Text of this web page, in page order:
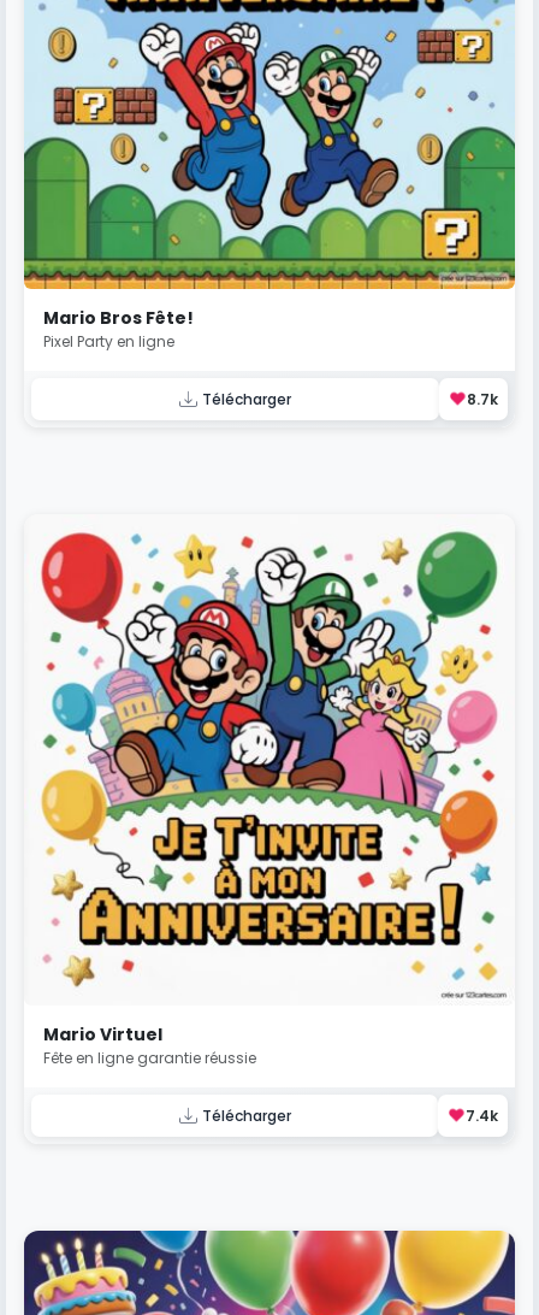
Mario Bros Fête!
Pixel Party en ligne
Télécharger ❤️8.7k
Mario Virtuel
Fête en ligne garantie réussie
Télécharger ❤️7.4k